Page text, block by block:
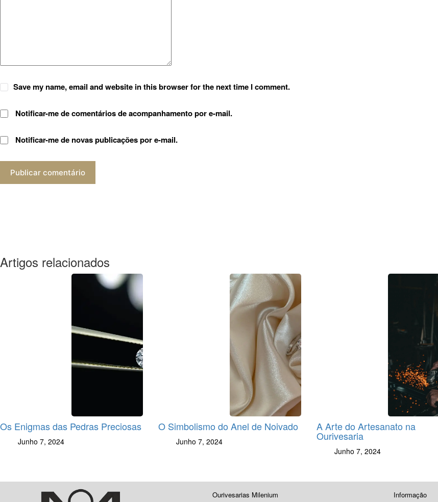
Save my name, email and website in this browser for the next time I comment.
Notificar-me de comentários de acompanhamento por e-mail.
Notificar-me de novas publicações por e-mail.
Publicar comentário
Artigos relacionados
Os Enigmas das Pedras Preciosas
Junho 7, 2024
O Simbolismo do Anel de Noivado
Junho 7, 2024
A Arte do Artesanato na
Ourivesaria
Junho 7, 2024
Ourivesarias Milenium Informação